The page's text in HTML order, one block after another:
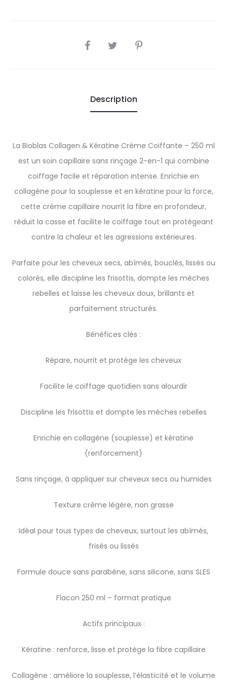
SHARE
Description
La Bioblas Collagen & Kératine Crème Coiffante – 250 ml
est un soin capillaire sans rinçage 2-en-1 qui combine
coiffage facile et réparation intense. Enrichie en
collagène pour la souplesse et en kératine pour la force,
cette crème capillaire nourrit la fibre en profondeur,
réduit la casse et facilite le coiffage tout en protégeant
contre la chaleur et les agressions extérieures.
Parfaite pour les cheveux secs, abîmés, bouclés, lissés ou
colorés, elle discipline les frisottis, dompte les mèches
rebelles et laisse les cheveux doux, brillants et
parfaitement structurés.
Bénéfices clés :
Répare, nourrit et protège les cheveux
Facilite le coiffage quotidien sans alourdir
Discipline les frisottis et dompte les mèches rebelles
Enrichie en collagène (souplesse) et kératine
(renforcement)
Sans rinçage, à appliquer sur cheveux secs ou humides
Texture crème légère, non grasse
Idéal pour tous types de cheveux, surtout les abîmés,
frisés ou lissés
Formule douce sans parabène, sans silicone, sans SLES
Flacon 250 ml – format pratique
Actifs principaux :
Kératine : renforce, lisse et protège la fibre capillaire
Collagène : améliore la souplesse, l’élasticité et le volume